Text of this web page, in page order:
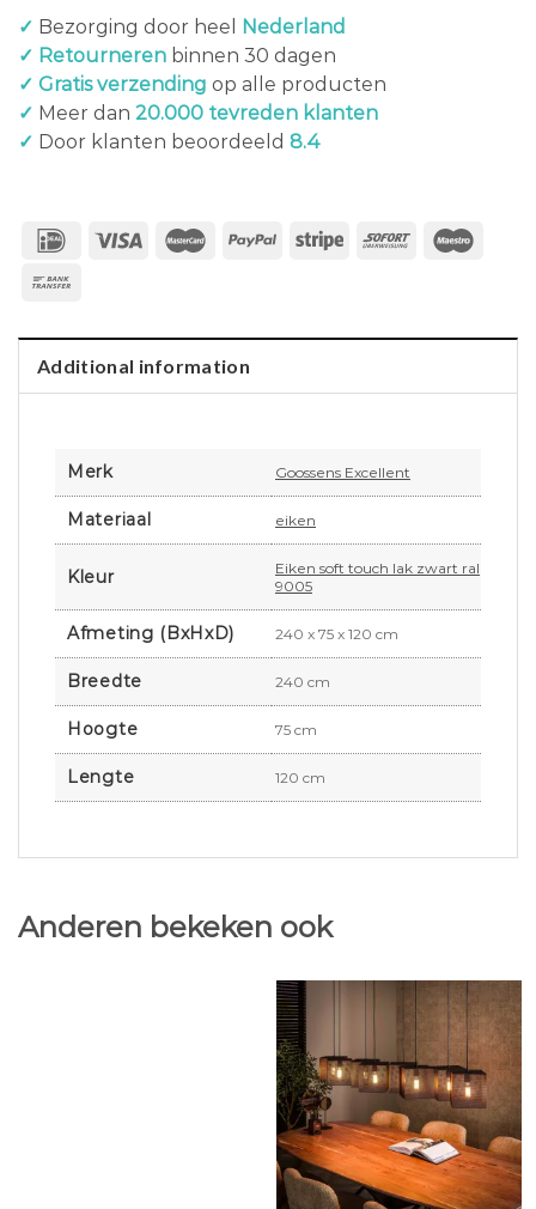
✓ Bezorging door heel
Nederland
✓ Retourneren binnen 30 dagen
✓ Gratis verzending op alle producten
✓ Meer dan 20.000 tevreden klanten
✓ Door klanten beoordeeld 8.4
Additional information
Merk Goossens Excellent
Materiaal eiken
Kleur
Eiken soft touch lak zwart ral
9005
Afmeting (BxHxD) 240 x 75 x 120 cm
Breedte 240 cm
Hoogte 75 cm
Lengte 120 cm
Anderen bekeken ook